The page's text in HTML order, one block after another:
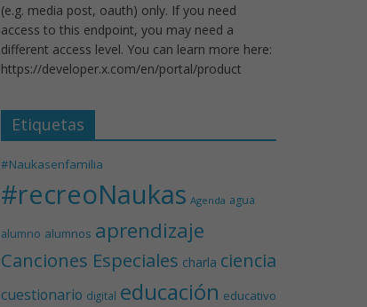
(e.g. media post, oauth) only. If you need
access to this endpoint, you may need a
different access level. You can learn more here:
https://developer.x.com/en/portal/product
Etiquetas
#Naukasenfamilia
#recreoNaukas Agenda agua
alumno alumnos aprendizaje
Canciones Especiales charla ciencia
cuestionario digital educación educativo